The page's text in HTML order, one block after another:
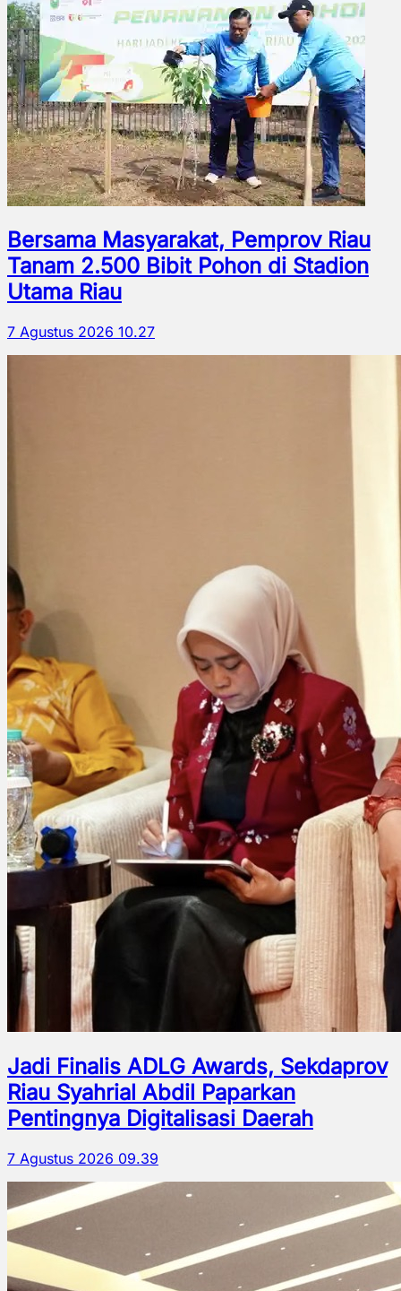
Bersama Masyarakat, Pemprov Riau
Tanam 2.500 Bibit Pohon di Stadion
Utama Riau
7 Agustus 2026 10.27
Jadi Finalis ADLG Awards, Sekdaprov
Riau Syahrial Abdil Paparkan
Pentingnya Digitalisasi Daerah
7 Agustus 2026 09.39